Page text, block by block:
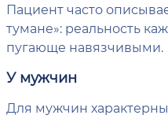
Пациент часто
тумане»: реальность
пугающе навязчивыми.
У мужчин
Для мужчин